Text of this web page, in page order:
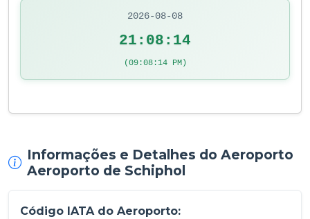
2026-08-08
21:08:14
(09:08:14 PM)
Informações e Detalhes do Aeroporto
Aeroporto de Schiphol
Código IATA do Aeroporto: